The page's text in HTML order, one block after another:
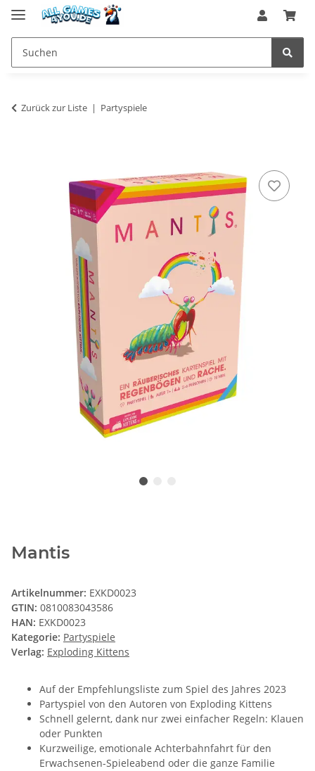
Zurück zur Liste Partyspiele
Mantis
Artikelnummer: EXKD0023
GTIN: 0810083043586
HAN: EXKD0023
Kategorie: Partyspiele
Verlag: Exploding Kittens
Auf der Empfehlungsliste zum Spiel des Jahres 2023
Partyspiel von den Autoren von Exploding Kittens
Schnell gelernt, dank nur zwei einfacher Regeln: Klauen
oder Punkten
Kurzweilige, emotionale Achterbahnfahrt für den
Erwachsenen-Spieleabend oder die ganze Familie